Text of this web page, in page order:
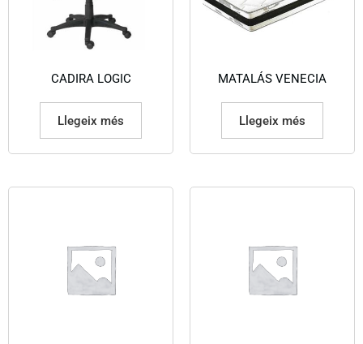
CADIRA LOGIC
Llegeix més
MATALÁS VENECIA
Llegeix més